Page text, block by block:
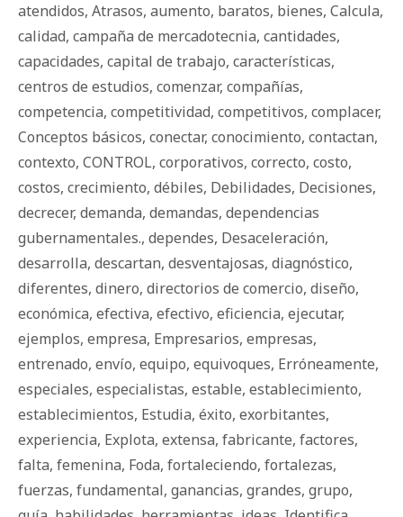
atendidos, Atrasos, aumento, baratos, bienes, Calcula,
calidad, campaña de mercadotecnia, cantidades,
capacidades, capital de trabajo, características,
centros de estudios, comenzar, compañías,
competencia, competitividad, competitivos, complacer,
Conceptos básicos, conectar, conocimiento, contactan,
contexto, CONTROL, corporativos, correcto, costo,
costos, crecimiento, débiles, Debilidades, Decisiones,
decrecer, demanda, demandas, dependencias
gubernamentales., dependes, Desaceleración,
desarrolla, descartan, desventajosas, diagnóstico,
diferentes, dinero, directorios de comercio, diseño,
económica, efectiva, efectivo, eficiencia, ejecutar,
ejemplos, empresa, Empresarios, empresas,
entrenado, envío, equipo, equivoques, Erróneamente,
especiales, especialistas, estable, establecimiento,
establecimientos, Estudia, éxito, exorbitantes,
experiencia, Explota, extensa, fabricante, factores,
falta, femenina, Foda, fortaleciendo, fortalezas,
fuerzas, fundamental, ganancias, grandes, grupo,